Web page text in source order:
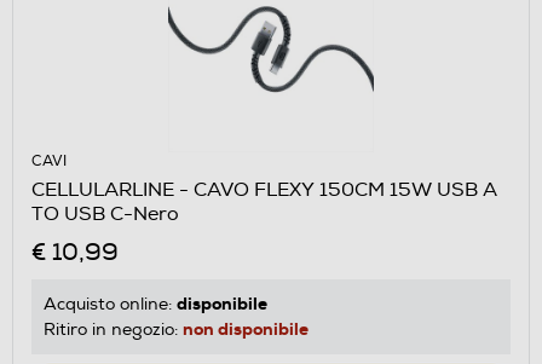
CAVI
CELLULARLINE - CAVO FLEXY 150CM 15W USB A
TO USB C-Nero
€ 10,99
Acquisto online: disponibile
Ritiro in negozio: non disponibile